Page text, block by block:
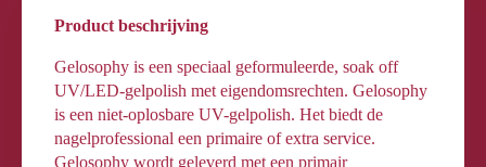
Product beschrijving
Gelosophy is een speciaal geformuleerde, soak off
UV/LED-gelpolish met eigendomsrechten. Gelosophy
is een niet-oplosbare UV-gelpolish. Het biedt de
nagelprofessional een primaire of extra service.
Gelosophy wordt geleverd met een primair